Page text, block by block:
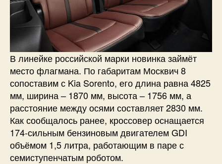
В линейке российской марки новинка займёт
место флагмана. По габаритам Москвич 8
сопоставим с Kia Sorento, его длина равна 4825
мм, ширина – 1870 мм, высота – 1756 мм, а
расстояние между осями составляет 2830 мм.
Как сообщалось ранее, кроссовер оснащается
174-сильным бензиновым двигателем GDI
объёмом 1,5 литра, работающим в паре с
семиступенчатым роботом.